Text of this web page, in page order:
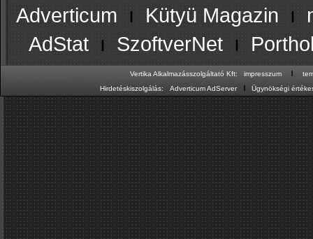
Adverticum ı Kütyü Magazinı
AdStat ıSzoftverNetı
Vertika Alkalmazásszolgáltató Kft: impresszum ı
Hirdetéskiszolgálás:
Adverticum AdServer ıÜgynökségi